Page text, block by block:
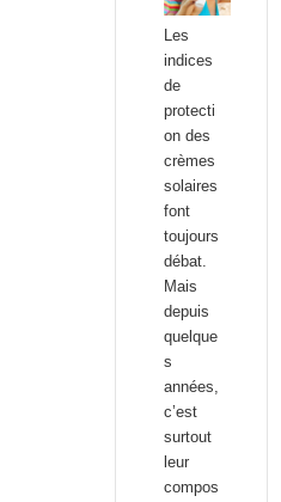
Les
indices
de
protecti
on des
crèmes
solaires
font
toujours
débat.
Mais
depuis
quelque
s
années,
c’est
surtout
leur
compos